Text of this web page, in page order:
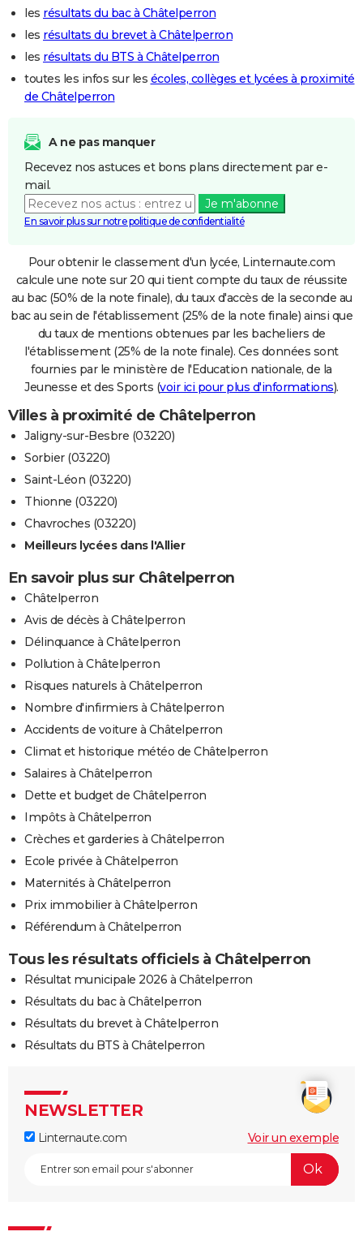
les résultats du bac à Châtelperron
les résultats du brevet à Châtelperron
les résultats du BTS à Châtelperron
toutes les infos sur les écoles, collèges et lycées à proximité
de Châtelperron
A ne pas manquer
Recevez nos astuces et bons plans directement par e-
mail.
Je m'abonne
En savoir plus sur notre politique de confidentialité
Pour obtenir le classement d'un lycée, Linternaute.com
calcule une note sur 20 qui tient compte du taux de réussite
au bac (50% de la note finale), du taux d'accès de la seconde au
bac au sein de l'établissement (25% de la note finale) ainsi que
du taux de mentions obtenues par les bacheliers de
l'établissement (25% de la note finale). Ces données sont
fournies par le ministère de l'Education nationale, de la
Jeunesse et des Sports (voir ici pour plus d'informations).
Villes à proximité de Châtelperron
Jaligny-sur-Besbre (03220)
Sorbier (03220)
Saint-Léon (03220)
Thionne (03220)
Chavroches (03220)
Meilleurs lycées dans l'Allier
En savoir plus sur Châtelperron
Châtelperron
Avis de décès à Châtelperron
Délinquance à Châtelperron
Pollution à Châtelperron
Risques naturels à Châtelperron
Nombre d'infirmiers à Châtelperron
Accidents de voiture à Châtelperron
Climat et historique météo de Châtelperron
Salaires à Châtelperron
Dette et budget de Châtelperron
Impôts à Châtelperron
Crèches et garderies à Châtelperron
Ecole privée à Châtelperron
Maternités à Châtelperron
Prix immobilier à Châtelperron
Référendum à Châtelperron
Tous les résultats officiels à Châtelperron
Résultat municipale 2026 à Châtelperron
Résultats du bac à Châtelperron
Résultats du brevet à Châtelperron
Résultats du BTS à Châtelperron
NEWSLETTER
Linternaute.com Voir un exemple